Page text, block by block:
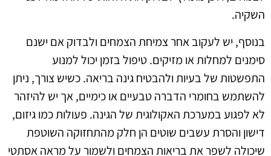
השקיה.
בנוסף, יש לעקוב אחר צמיחת הצמחים ולבדוק אם ישנם
סימנים למחלות או מזיקים. טיפול בזמן יכול למנוע
התפשטות של בעיות ולהבטיח גינה בריאה. כשיש צורך, ניתן
להשתמש בחומרי הדברה טבעיים או כימיים, אך יש להיזהר
לא לפגוע במערכת האקולוגית של הגינה. פעולות כמו גיזום,
דישון והסרת עשבים שוטים הן חלק מהתחזוקה השוטפת
שיכולה לשפר את בריאות הצמחים ולשמור על מראה אסתטי